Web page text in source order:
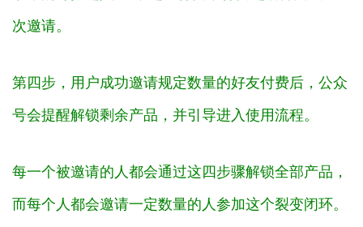
次邀请。
第四步，用户成功邀请规定数量的好友付费后，公众
号会提醒解锁剩余产品，并引导进入使用流程。
每一个被邀请的人都会通过这四步骤解锁全部产品，
而每个人都会邀请一定数量的人参加这个裂变闭环。